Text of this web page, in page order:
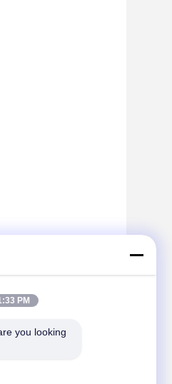
PM
you looking